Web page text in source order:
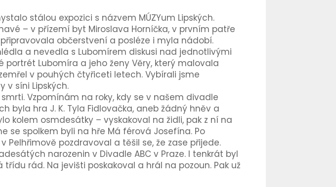
stálou expozici s názvem MÚZYum Lipských.
– v přízemí byt Miroslava Horníčka, v prvním patře
občerstvení a posléze i myla nádobí.
a nevedla s Lubomírem diskusi nad jednotlivými
Lubomíra a jeho ženy Věry, který malovala
v pouhých čtyřiceti letech. Vybírali jsme
v síni Lipských.
Vzpomínám na roky, kdy se v našem divadle
byla hra J. K. Tyla Fidlovačka, aneb žádný hněv a
kolem osmdesátky – vyskakoval na židli, pak z ní na
se spolkem byli na hře Má férová Josefína. Po
pozdravoval a těšil se, že zase přijede.
narozenin v Divadle ABC v Praze. I tenkrát byl
rád. Na jevišti poskakoval a hrál na pozoun. Pak už